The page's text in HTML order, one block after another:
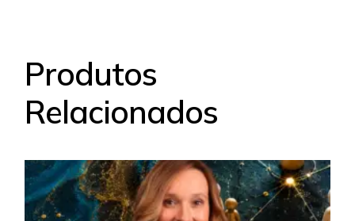
Produtos
Relacionados